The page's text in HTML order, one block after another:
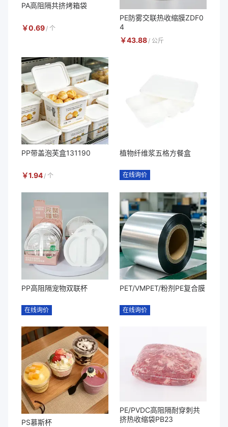
PA高阻隔共挤烤箱袋
￥0.69 / 个
PE防雾交联热收缩膜ZDF0
4
￥43.88 / 公斤
PP带盖泡芙盒131190
￥1.94 / 个
植物纤维浆五格方餐盒
在线询价
PP高阻隔宠物双联杯
在线询价
PET/VMPET/粉剂PE复合膜
在线询价
PS慕斯杯
PE/PVDC高阻隔耐穿刺共
挤热收缩袋PB23